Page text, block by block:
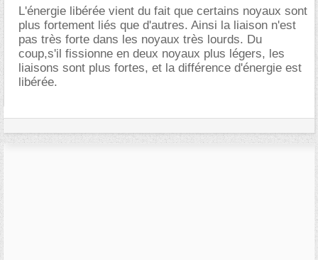
L'énergie libérée vient du fait que certains noyaux sont
plus fortement liés que d'autres. Ainsi la liaison n'est
pas très forte dans les noyaux très lourds. Du
coup,s'il fissionne en deux noyaux plus légers, les
liaisons sont plus fortes, et la différence d'énergie est
libérée.